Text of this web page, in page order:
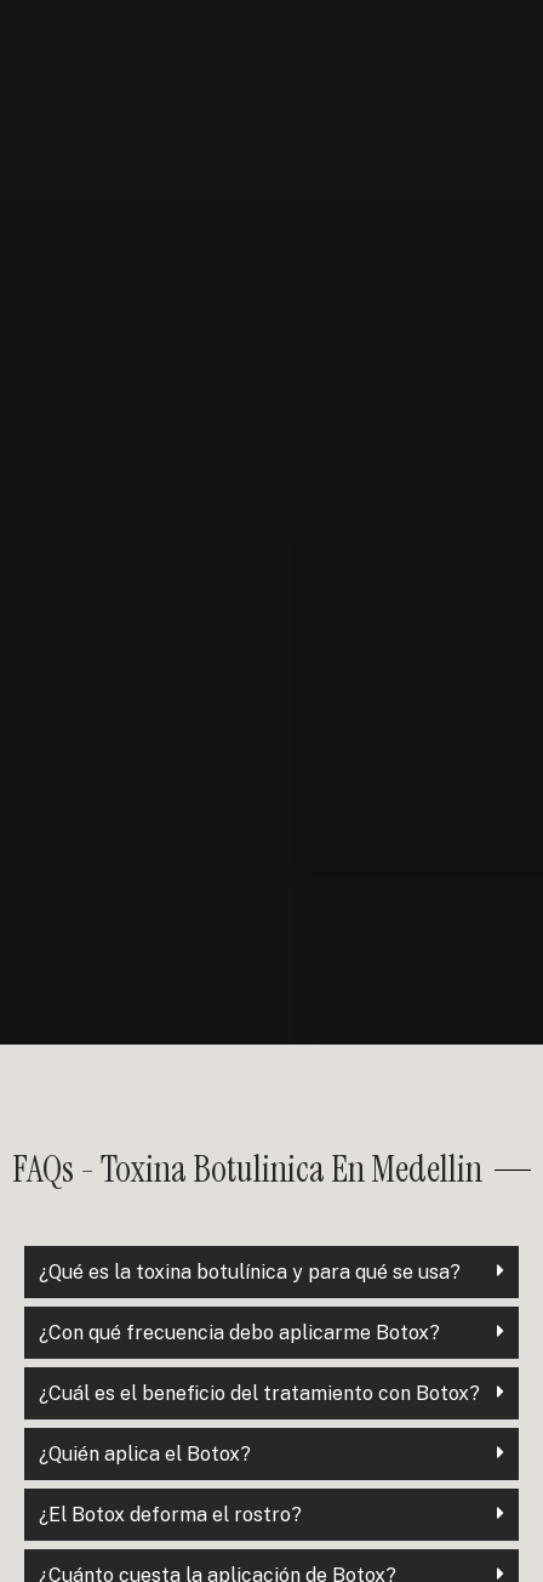
FAQs - Toxina Botulinica En Medellin
¿Qué es la toxina botulínica y para qué se usa?
¿Con qué frecuencia debo aplicarme Botox?
¿Cuál es el beneficio del tratamiento con Botox?
¿Quién aplica el Botox?
¿El Botox deforma el rostro?
¿Cuánto cuesta la aplicación de Botox?